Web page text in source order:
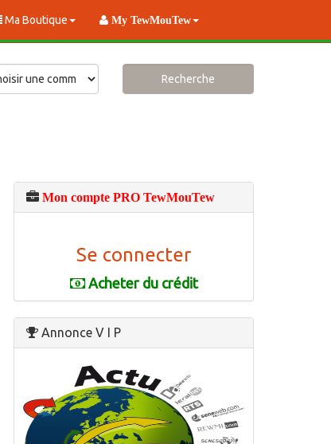
Ma Boutique My TewMouTew
Recherche
Mon compte PRO TewMouTew
Se connecter
Acheter du crédit
Annonce V I P